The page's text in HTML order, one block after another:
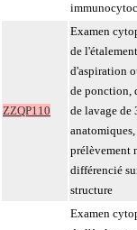
ZZQP110
Examen
de
d'aspiration
de ponction,
de lavage de
prélèvement
différencié
structure
Examen